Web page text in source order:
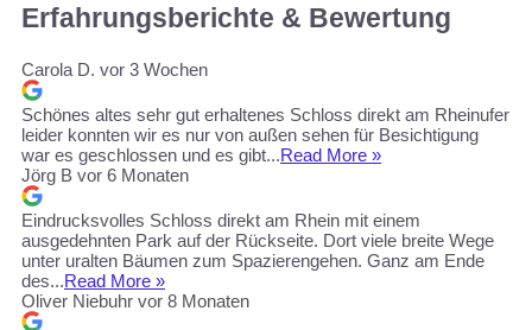
Erfahrungsberichte & Bewertung
Carola D. vor 3 Wochen
Schönes altes sehr gut erhaltenes Schloss direkt am Rheinufer
leider konnten wir es nur von außen sehen für Besichtigung
war es geschlossen und es gibt...Read More »
Jörg B vor 6 Monaten
Eindrucksvolles Schloss direkt am Rhein mit einem
ausgedehnten Park auf der Rückseite. Dort viele breite Wege
unter uralten Bäumen zum Spazierengehen. Ganz am Ende
des...Read More »
Oliver Niebuhr vor 8 Monaten